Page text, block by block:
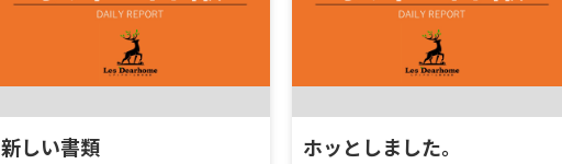
新しい書類 ホッとしました。